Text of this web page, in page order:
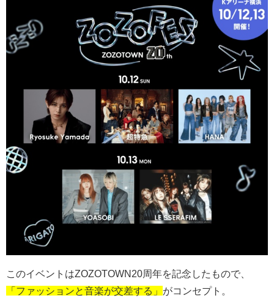
このイベントはZOZOTOWN20周年を記念したもので、
「ファッションと音楽が交差する」 がコンセプト。